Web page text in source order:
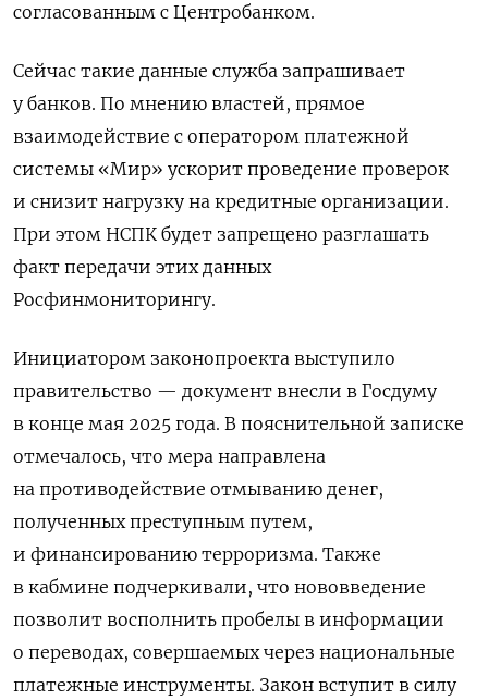
согласованным с Центробанком.
Сейчас такие данные служба запрашивает
у банков. По мнению властей, прямое
взаимодействие с оператором платежной
системы «Мир» ускорит проведение проверок
и снизит нагрузку на кредитные организации.
При этом НСПК будет запрещено разглашать
факт передачи этих данных
Росфинмониторингу.
Инициатором законопроекта выступило
правительство — документ внесли в Госдуму
в конце мая 2025 года. В пояснительной записке
отмечалось, что мера направлена
на противодействие отмыванию денег,
полученных преступным путем,
и финансированию терроризма. Также
в кабмине подчеркивали, что нововведение
позволит восполнить пробелы в информации
о переводах, совершаемых через национальные
платежные инструменты. Закон вступит в силу